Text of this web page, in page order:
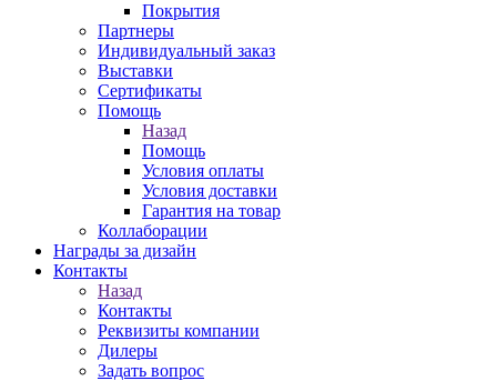
Покрытия
Партнеры
Индивидуальный заказ
Выставки
Сертификаты
Помощь
Назад
Помощь
Условия оплаты
Условия доставки
Гарантия на товар
Коллаборации
Награды за дизайн
Контакты
Назад
Контакты
Реквизиты компании
Дилеры
Задать вопрос